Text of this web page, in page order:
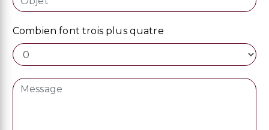
Combien font trois plus quatre